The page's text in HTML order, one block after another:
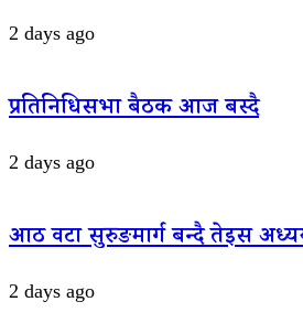
2 days ago
प्रतिनिधिसभा बैठक आज बस्दै
2 days ago
आठ वटा सुरुङमार्ग बन्दै तेइस
2 days ago